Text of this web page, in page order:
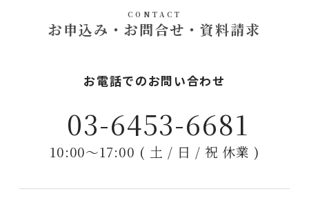
CONTACT
お申込み・お問合せ・資料請求
お電話でのお問い合わせ
03-6453-6681
10:00〜17:00 ( 土 / 日 / 祝 休業 )